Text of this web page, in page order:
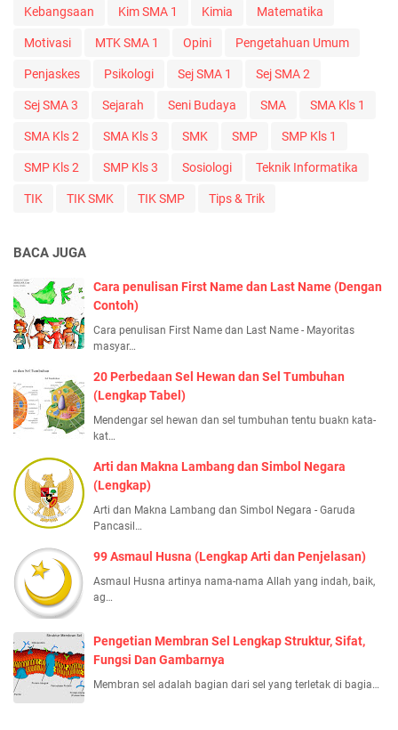
Kebangsaan Kim SMA 1 Kimia Matematika
Motivasi MTK SMA 1 Opini Pengetahuan Umum
Penjaskes Psikologi Sej SMA 1 Sej SMA 2
Sej SMA 3 Sejarah Seni Budaya SMA SMA Kls 1
SMA Kls 2 SMA Kls 3 SMK SMP SMP Kls 1
SMP Kls 2 SMP Kls 3 Sosiologi Teknik Informatika
TIK TIK SMK TIK SMP Tips & Trik
BACA JUGA
Cara penulisan First Name dan Last Name (Dengan
Contoh)
Cara penulisan First Name dan Last Name - Mayoritas
masyar…
20 Perbedaan Sel Hewan dan Sel Tumbuhan
(Lengkap Tabel)
Mendengar sel hewan dan sel tumbuhan tentu buakn kata-
kat…
Arti dan Makna Lambang dan Simbol Negara
(Lengkap)
Arti dan Makna Lambang dan Simbol Negara - Garuda
Pancasil…
99 Asmaul Husna (Lengkap Arti dan Penjelasan)
Asmaul Husna artinya nama-nama Allah yang indah, baik,
ag…
Pengetian Membran Sel Lengkap Struktur, Sifat,
Fungsi Dan Gambarnya
Membran sel adalah bagian dari sel yang terletak di bagia…